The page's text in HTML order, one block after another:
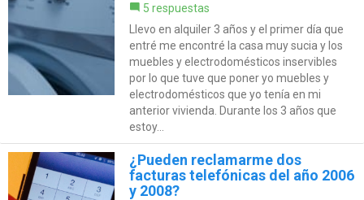
5 respuestas
Llevo en alquiler 3 años y el primer día que
entré me encontré la casa muy sucia y los
muebles y electrodomésticos inservibles
por lo que tuve que poner yo muebles y
electrodomésticos que yo tenía en mi
anterior vivienda. Durante los 3 años que
estoy...
¿Pueden reclamarme dos
facturas telefónicas del año 2006
y 2008?